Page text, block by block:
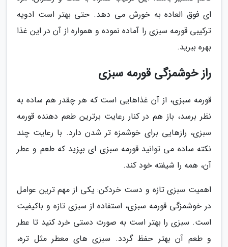
ای فوق العاده به خورش می دهد. حتی بهتر است ادویه
ترکیبی قورمه سبزی را آماده نموده و همواره از آن در این غذا
بهره ببرید.
راز خوشمزگی قورمه سبزی
قورمه سبزی، از آن غذاهایی است که هر چقدر هم ساده به
نظر برسد، باز هم در کنار رعایت برترین طعم دهنده قورمه
سبزی، رازهایی برای خوشمزه تر شدن دارد. با رعایت چند
نکته ساده می توانید قورمه سبزی ای بپزید که طعم و عطر
آن، همه را شیفته خود کند.
اهمیت سبزی تازه و دست خردکن: یکی از مهم ترین عوامل
در خوشمزگی قورمه سبزی، استفاده از سبزی تازه و باکیفیت
است. سبزی را بهتر است به صورت دستی خرد کنید تا عطر
و طعم آن بهتر حفظ گردد. سبزی های معطر مثل تره،